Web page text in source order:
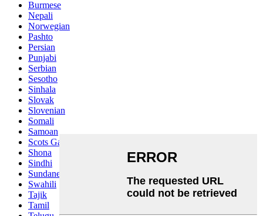
Burmese
Nepali
Norwegian
Pashto
Persian
Punjabi
Serbian
Sesotho
Sinhala
Slovak
Slovenian
Somali
Samoan
Scots Gaelic
Shona
Sindhi
Sundanese
Swahili
Tajik
Tamil